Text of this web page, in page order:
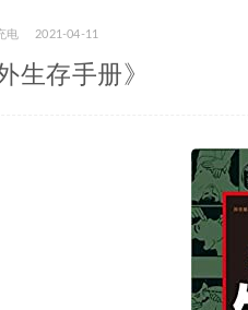
电 2021-04-11
生存手册》